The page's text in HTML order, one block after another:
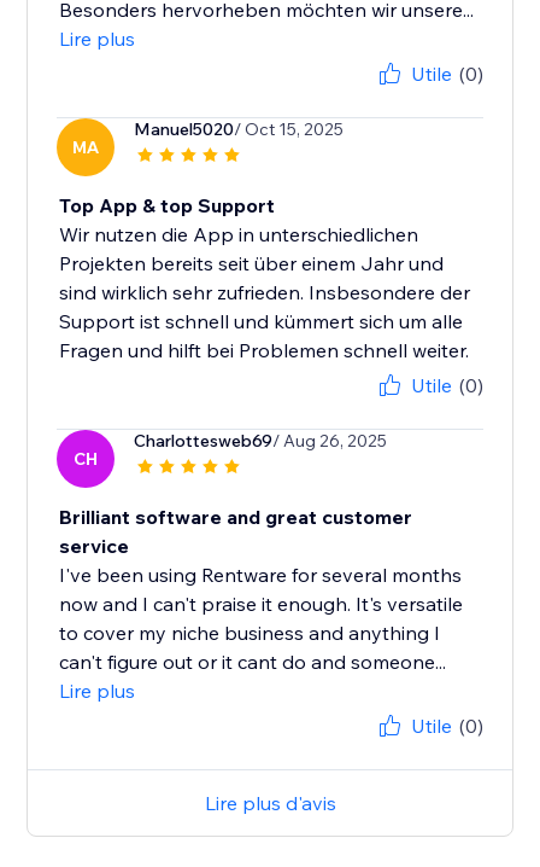
Besonders hervorheben möchten wir unsere...
Lire plus
Utile (0)
MA
Manuel5020/ Oct 15, 2025
Top App & top Support
Wir nutzen die App in unterschiedlichen
Projekten bereits seit über einem Jahr und
sind wirklich sehr zufrieden. Insbesondere der
Support ist schnell und kümmert sich um alle
Fragen und hilft bei Problemen schnell weiter.
Utile (0)
CH
Charlottesweb69/ Aug 26, 2025
Brilliant software and great customer
service
I've been using Rentware for several months
now and I can't praise it enough. It's versatile
to cover my niche business and anything I
can't figure out or it cant do and someone...
Lire plus
Utile (0)
Lire plus d'avis